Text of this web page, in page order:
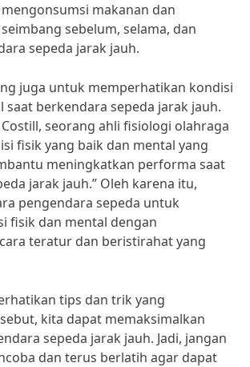
makanan dan
sebelum, selama, dan
sepeda jarak jauh.
juga untuk memperhatikan kondisi
saat berkendara sepeda jarak jauh.
seorang ahli fisiologi olahraga
fisik yang baik dan mental yang
meningkatkan performa saat
jarak jauh.” Oleh karena itu,
pengendara sepeda untuk
fisik dan mental dengan
teratur dan beristirahat yang
tips dan trik yang
kita dapat memaksimalkan
sepeda jarak jauh. Jadi, jangan
dan terus berlatih agar dapat